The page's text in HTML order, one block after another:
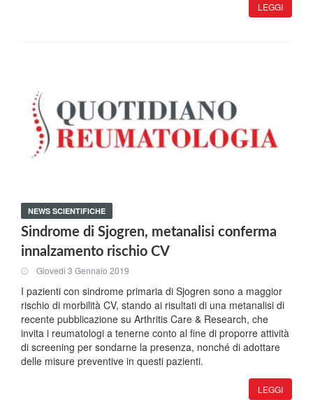
LEGGI
NEWS SCIENTIFICHE
Sindrome di Sjogren, metanalisi conferma
innalzamento rischio CV
Giovedi 3 Gennaio 2019
I pazienti con sindrome primaria di Sjogren sono a maggior
rischio di morbilità CV, stando ai risultati di una metanalisi di
recente pubblicazione su Arthritis Care & Research, che
invita i reumatologi a tenerne conto al fine di proporre attività
di screening per sondarne la presenza, nonché di adottare
delle misure preventive in questi pazienti.
LEGGI